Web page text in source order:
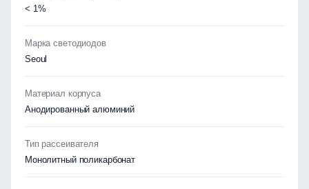
< 1%
Марка светодиодов
Seoul
Материал корпуса
Анодированный алюминий
Тип рассеивателя
Монолитный поликарбонат